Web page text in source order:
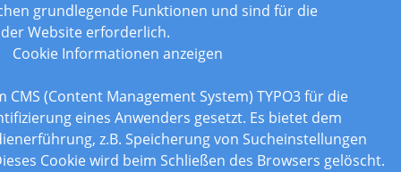
grundlegende Funktionen und sind für die
Website erforderlich.
Cookie Informationen anzeigen
CMS (Content Management System) TYPO3 für die
eines Anwenders gesetzt. Es bietet dem
z.B. Speicherung von Sucheinstellungen
Cookie wird beim Schließen des Browsers gelöscht.